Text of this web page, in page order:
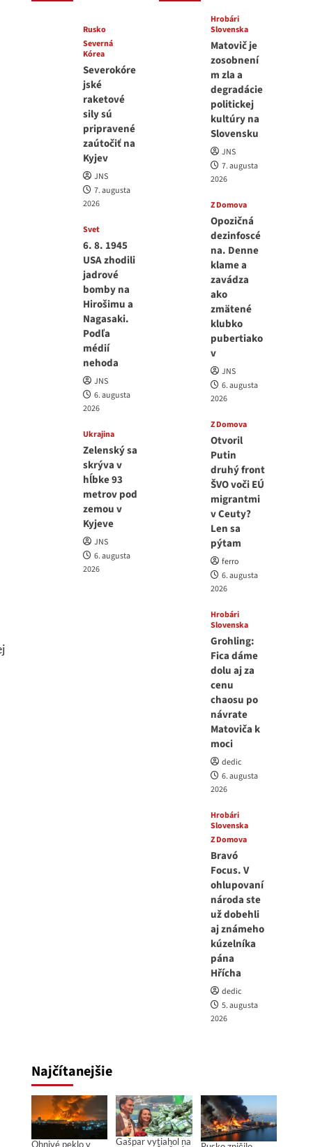
Rusko
Severná
Kórea
Severokóre
jské
raketové
sily sú
pripravené
zaútočiť na
Kyjev
JNS
7. augusta
2026
Svet
6. 8. 1945
USA zhodili
jadrové
bomby na
Hirošimu a
Nagasaki.
Podľa
médií
nehoda
JNS
6. augusta
2026
Ukrajina
Zelenský sa
skrýva v
hĺbke 93
metrov pod
zemou v
Kyjeve
JNS
6. augusta
2026
Hrobári
Slovenska
Matovič je
zosobnení
m zla a
degradácie
politickej
kultúry na
Slovensku
JNS
7. augusta
2026
Z Domova
Opozičná
dezinfoscé
na. Denne
klame a
zavádza
ako
zmätené
klubko
pubertiako
v
JNS
6. augusta
2026
Z Domova
Otvoril
Putin
druhý front
ŠVO voči EÚ
migrantmi
v Ceuty?
Len sa
pýtam
ferro
6. augusta
2026
Hrobári
Slovenska
Grohling:
Fica dáme
dolu aj za
cenu
chaosu po
návrate
Matoviča k
moci
dedic
6. augusta
2026
Hrobári
Slovenska
Z Domova
Bravó
Focus. V
ohlupovaní
národa ste
už dobehli
aj známeho
kúzelníka
pána
Hřícha
dedic
5. augusta
2026
Najčítanejšie
Ohnivé peklo v
Gašpar vytiahol na